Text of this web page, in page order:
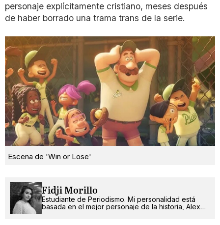
personaje explícitamente cristiano, meses después
de haber borrado una trama trans de la serie.
Escena de 'Win or Lose'
Fidji Morillo
Estudiante de Periodismo. Mi personalidad está
basada en el mejor personaje de la historia, Alex